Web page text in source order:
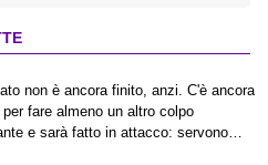
non è ancora finito, anzi. C'è ancora
per fare almeno un altro colpo
e sarà fatto in attacco: servono